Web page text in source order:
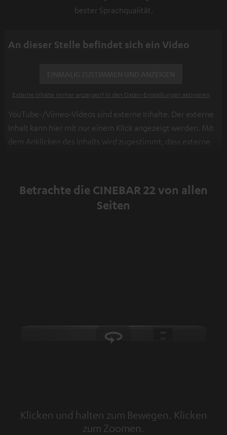
bester Sprachqualität.
An dieser Stelle befindet sich ein Video
Externe Inhalte immer anzeigen? In den Daten‑Einstellungen aktivieren
YouTube-/Vimeo-Videos sind externe Inhalte. Der externe
Inhalt kann hier mit nur einem Klick angezeigt werden. Mit
dem Anklicken des Inhalts wird zugestimmt, dass externe
Datenschutzerklärung unter I zu finden.
Betrachte die CINEBAR 22 von allen
Seiten
Klicken und halten zum Bewegen. Klicken
zum Zoomen.
Tap to zoom